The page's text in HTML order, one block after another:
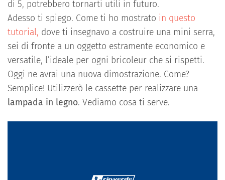
di 5, potrebbero tornarti utili in futuro.
Adesso ti spiego. Come ti ho mostrato in questo
tutorial, dove ti insegnavo a costruire una mini serra,
sei di fronte a un oggetto estramente economico e
versatile, l’ideale per ogni bricoleur che si rispetti.
Oggi ne avrai una nuova dimostrazione. Come?
Semplice! Utilizzerò le cassette per realizzare una
lampada in legno. Vediamo cosa ti serve.